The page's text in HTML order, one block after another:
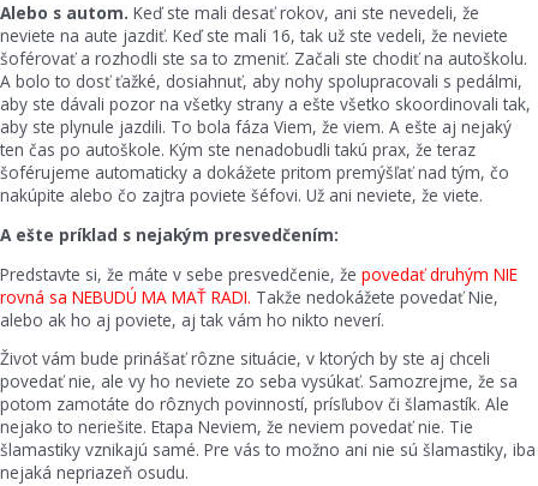
Alebo s autom. Keď ste mali desať rokov, ani ste nevedeli, že
neviete na aute jazdiť. Keď ste mali 16, tak už ste vedeli, že neviete
šoférovať a rozhodli ste sa to zmeniť. Začali ste chodiť na autoškolu.
A bolo to dosť ťažké, dosiahnuť, aby nohy spolupracovali s pedálmi,
aby ste dávali pozor na všetky strany a ešte všetko skoordinovali tak,
aby ste plynule jazdili. To bola fáza Viem, že viem. A ešte aj nejaký
ten čas po autoškole. Kým ste nenadobudli takú prax, že teraz
šoférujeme automaticky a dokážete pritom premýšľať nad tým, čo
nakúpite alebo čo zajtra poviete šéfovi. Už ani neviete, že viete.
A ešte príklad s nejakým presvedčením:
Predstavte si, že máte v sebe presvedčenie, že povedať druhým NIE
rovná sa NEBUDÚ MA MAŤ RADI. Takže nedokážete povedať Nie,
alebo ak ho aj poviete, aj tak vám ho nikto neverí.
Život vám bude prinášať rôzne situácie, v ktorých by ste aj chceli
povedať nie, ale vy ho neviete zo seba vysúkať. Samozrejme, že sa
potom zamotáte do rôznych povinností, prísľubov či šlamastík. Ale
nejako to neriešite. Etapa Neviem, že neviem povedať nie. Tie
šlamastiky vznikajú samé. Pre vás to možno ani nie sú šlamastiky, iba
nejaká nepriazeň osudu.